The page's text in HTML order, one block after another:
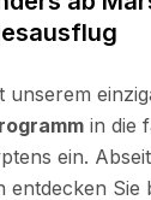
unserem
in die
ein.
entdecken Sie